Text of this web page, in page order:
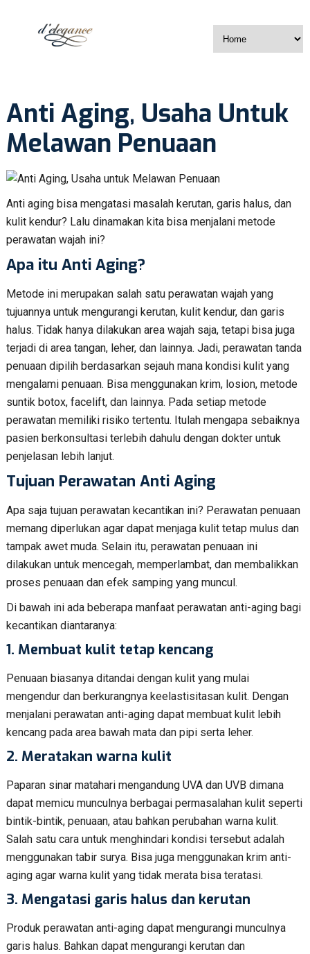
Anti Aging, Usaha Untuk
Melawan Penuaan
Anti aging bisa mengatasi masalah kerutan, garis halus, dan
kulit kendur? Lalu dinamakan kita bisa menjalani metode
perawatan wajah ini?
Apa itu Anti Aging?
Metode ini merupakan salah satu perawatan wajah yang
tujuannya untuk mengurangi kerutan, kulit kendur, dan garis
halus. Tidak hanya dilakukan area wajah saja, tetapi bisa juga
terjadi di area tangan, leher, dan lainnya. Jadi, perawatan tanda
penuaan dipilih berdasarkan sejauh mana kondisi kulit yang
mengalami penuaan. Bisa menggunakan krim, losion, metode
suntik botox, facelift, dan lainnya. Pada setiap metode
perawatan memiliki risiko tertentu. Itulah mengapa sebaiknya
pasien berkonsultasi terlebih dahulu dengan dokter untuk
penjelasan lebih lanjut.
Tujuan Perawatan Anti Aging
Apa saja tujuan perawatan kecantikan ini? Perawatan penuaan
memang diperlukan agar dapat menjaga kulit tetap mulus dan
tampak awet muda. Selain itu, perawatan penuaan ini
dilakukan untuk mencegah, memperlambat, dan membalikkan
proses penuaan dan efek samping yang muncul.
Di bawah ini ada beberapa manfaat perawatan anti-aging bagi
kecantikan diantaranya:
1. Membuat kulit tetap kencang
Penuaan biasanya ditandai dengan kulit yang mulai
mengendur dan berkurangnya keelastisitasan kulit. Dengan
menjalani perawatan anti-aging dapat membuat kulit lebih
kencang pada area bawah mata dan pipi serta leher.
2. Meratakan warna kulit
Paparan sinar matahari mengandung UVA dan UVB dimana
dapat memicu munculnya berbagai permasalahan kulit seperti
bintik-bintik, penuaan, atau bahkan perubahan warna kulit.
Salah satu cara untuk menghindari kondisi tersebut adalah
menggunakan tabir surya. Bisa juga menggunakan krim anti-
aging agar warna kulit yang tidak merata bisa teratasi.
3. Mengatasi garis halus dan kerutan
Produk perawatan anti-aging dapat mengurangi munculnya
garis halus. Bahkan dapat mengurangi kerutan dan